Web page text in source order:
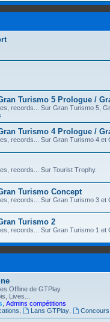
Turismo 5 Prologue /
records... Sur Gran Turismo 5,
Turismo 4 Prologue /
records... Sur Gran Turismo 4 et
records... Sur Tourist Trophy.
Turismo Concept
records... Sur Gran Turismo 3 et
Turismo 2
records... Sur Gran Turismo 1 et
Offline de GTPlay.
Lives...
Admins compétitions
Lans GTPlay,